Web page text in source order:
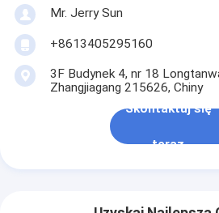
Mr. Jerry Sun
+8613405295160
3F Budynek 4, nr 18
Zhangjiagang 215626, Chiny
Skontaktuj się
teraz